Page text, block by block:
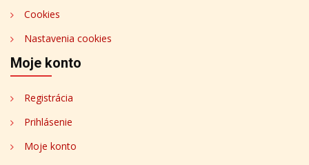
Cookies
Nastavenia cookies
Moje konto
Registrácia
Prihlásenie
Moje konto